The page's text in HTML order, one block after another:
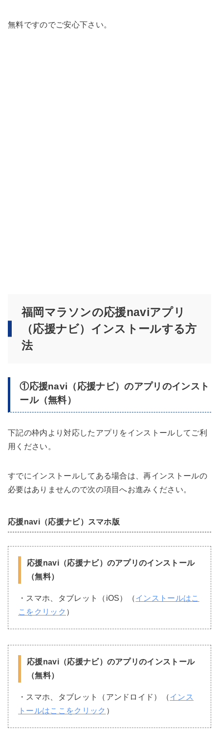
無料ですのでご安心下さい。
福岡マラソンの応援naviアプリ
（応援ナビ）インストールする方
法
①応援navi（応援ナビ）のアプリのインスト
ール（無料）
下記の枠内より対応したアプリをインストールしてご利
用ください。
すでにインストールしてある場合は、再インストールの
必要はありませんので次の項目へお進みください。
応援navi（応援ナビ）スマホ版
応援navi（応援ナビ）のアプリのインストール
（無料）
・スマホ、タブレット（iOS）（インストールはこ
こをクリック ）
応援navi（応援ナビ）のアプリのインストール
（無料）
・スマホ、タブレット（アンドロイド）（インス
トールはここをクリック ）